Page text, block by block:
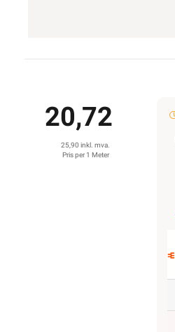
20,72
25,90 inkl. mva.
Pris per 1 Meter